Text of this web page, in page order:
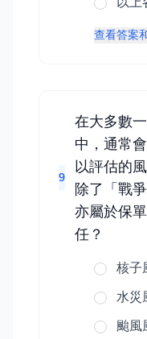
查看答案
9
在大多數
中，通常
以評估的
除了「戰
亦屬於保
任？
核子
水災
颱風